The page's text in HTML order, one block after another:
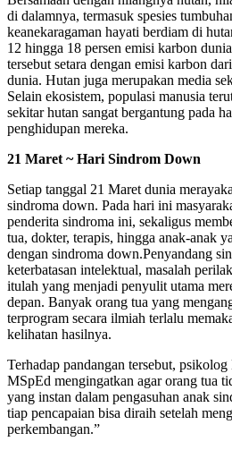
di dalamnya, termasuk spesies
keanekaragaman hayati berdiam di
12 hingga 18 persen emisi karbon
tersebut setara dengan emisi karbon
dunia. Hutan juga merupakan media
Selain ekosistem, populasi manusia
sekitar hutan sangat bergantung pada
penghidupan mereka.
21 Maret ~ Hari Sindrom Down
Setiap tanggal 21 Maret dunia
sindroma down. Pada hari ini
penderita sindroma ini, sekaligus
tua, dokter, terapis, hingga anak-anak
dengan sindroma down.Penyandang
keterbatasan intelektual, masalah
itulah yang menjadi penyulit utama
depan. Banyak orang tua yang
terprogram secara ilmiah terlalu
kelihatan hasilnya.
Terhadap pandangan tersebut,
MSpEd mengingatkan agar orang tua
yang instan dalam pengasuhan anak
tiap pencapaian bisa diraih setelah
perkembangan.”